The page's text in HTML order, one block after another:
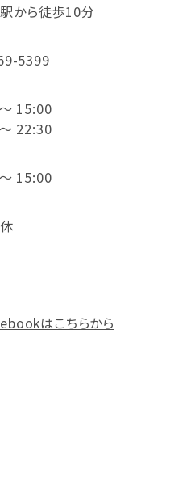
から徒歩10分
5399
15:00
22:30
15:00
はこちらから